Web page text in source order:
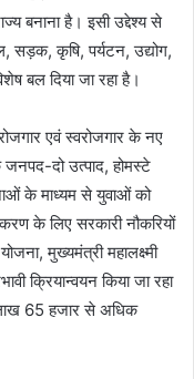
बनाना है। इसी उद्देश्य से
सड़क, कृषि, पर्यटन, उद्योग,
बल दिया जा रहा है।
एवं स्वरोजगार के नए
दो उत्पाद, होमस्टे
के माध्यम से युवाओं को
के लिए सरकारी नौकरियों
मुख्यमंत्री महालक्ष्मी
क्रियान्वयन किया जा रहा
65 हजार से अधिक